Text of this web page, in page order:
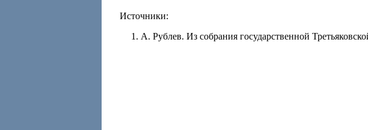
Источники:
А. Рублев. Из собрания государственной